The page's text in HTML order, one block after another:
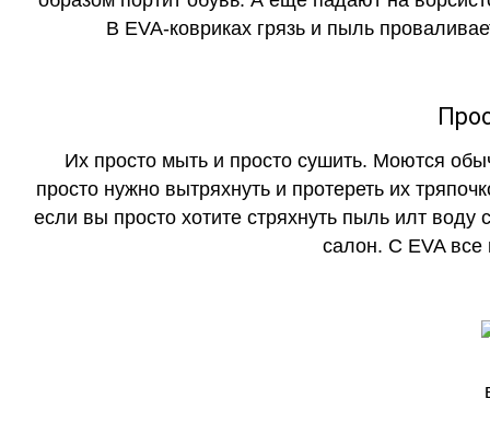
В EVA-ковриках грязь и пыль
Их просто мыть и просто сушить. Моются
просто нужно вытряхнуть и протереть их
если вы просто хотите стряхнуть пыль илт воду
салон. С EVA все